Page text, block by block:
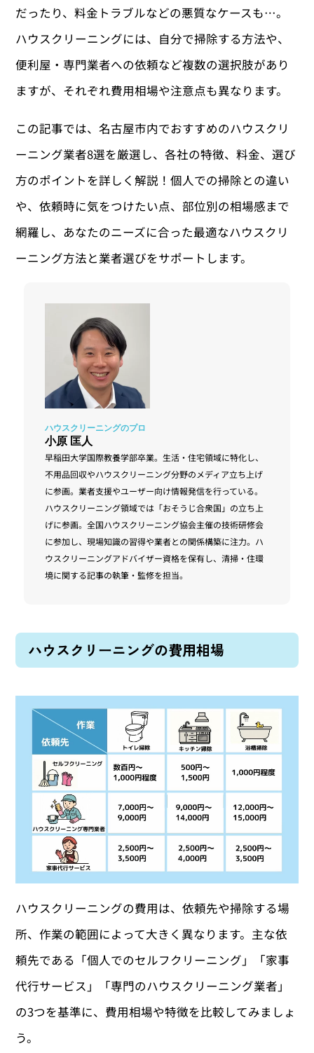
だったり、料金トラブルなどの悪質なケースも…。
ハウスクリーニングには、自分で掃除する方法や、
便利屋・専門業者への依頼など複数の選択肢があり
ますが、それぞれ費用相場や注意点も異なります。
この記事では、名古屋市内でおすすめのハウスクリ
ーニング業者8選を厳選し、各社の特徴、料金、選び
方のポイントを詳しく解説！個人での掃除との違い
や、依頼時に気をつけたい点、部位別の相場感まで
網羅し、あなたのニーズに合った最適なハウスクリ
ーニング方法と業者選びをサポートします。
小原 匡人
早稲田大学国際教養学部卒業。生活・住宅領域に特化し、
不用品回収やハウスクリーニング分野のメディア立ち上げ
に参画。業者支援やユーザー向け情報発信を行っている。
ハウスクリーニング領域では「おそうじ合衆国」の立ち上
げに参画。全国ハウスクリーニング協会主催の技術研修会
に参加し、現場知識の習得や業者との関係構築に注力。ハ
ウスクリーニングアドバイザー資格を保有し、清掃・住環
境に関する記事の執筆・監修を担当。
ハウスクリーニングの費用相場
ハウスクリーニングの費用は、依頼先や掃除する場
所、作業の範囲によって大きく異なります。主な依
頼先である「個人でのセルフクリーニング」「家事
代行サービス」「専門のハウスクリーニング業者」
の3つを基準に、費用相場や特徴を比較してみましょ
う。